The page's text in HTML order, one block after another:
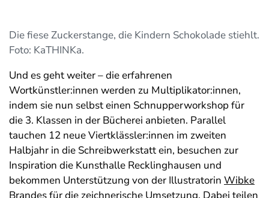
Die fiese Zuckerstange, die Kindern Schokolade stiehlt.
Foto: KaTHINKa.
Und es geht weiter – die erfahrenen
Wortkünstler:innen werden zu Multiplikator:innen,
indem sie nun selbst einen Schnupperworkshop für
die 3. Klassen in der Bücherei anbieten. Parallel
tauchen 12 neue Viertklässler:innen im zweiten
Halbjahr in die Schreibwerkstatt ein, besuchen zur
Inspiration die Kunsthalle Recklinghausen und
bekommen Unterstützung von der Illustratorin Wibke
Brandesfür die zeichnerische Umsetzung. Dabei teilen